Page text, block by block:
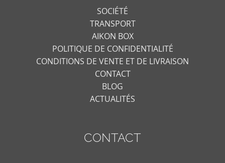
SOCIÉTÉ
TRANSPORT
AIKON BOX
POLITIQUE DE CONFIDENTIALITÉ
CONDITIONS DE VENTE ET DE LIVRAISON
CONTACT
BLOG
ACTUALITÉS
CONTACT